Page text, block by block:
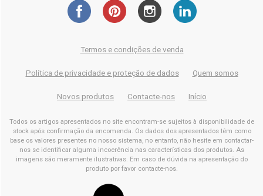
Termos e condições de venda
Política de privacidade e proteção de dados Quem somos
Novos produtos Contacte-nos Início
Todos os artigos apresentados no site encontram-se sujeitos à disponibilidade de
stock após confirmação da encomenda. Os dados dos apresentados têm como
base os valores presentes no nosso sistema, no entanto, não hesite em contactar-
nos se identificar alguma incoerência nas características dos produtos. As
imagens são meramente ilustrativas. Em caso de dúvida na apresentação do
produto por favor contacte-nos.